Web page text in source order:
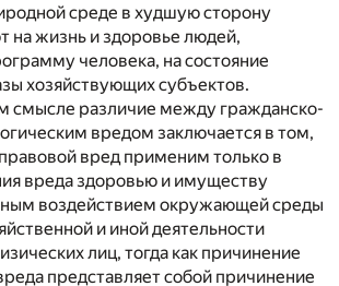
среде в худшую сторону
на жизнь и здоровье людей,
человека, на состояние
хозяйствующих субъектов.
смысле различие между гражданско-
вредом заключается в том,
вред применим только в
вреда здоровью и имуществу
воздействием окружающей среды
и иной деятельности
лиц, тогда как причинение
представляет собой причинение